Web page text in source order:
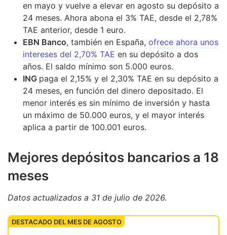
en mayo y vuelve a elevar en agosto su depósito a
24 meses. Ahora abona el 3% TAE, desde el 2,78%
TAE anterior, desde 1 euro.
EBN Banco, también en España, ofrece ahora unos
intereses del 2,70% TAE en su depósito a dos
años. El saldo mínimo son 5.000 euros.
ING paga el 2,15% y el 2,30% TAE en su depósito a
24 meses, en función del dinero depositado. El
menor interés es sin mínimo de inversión y hasta
un máximo de 50.000 euros, y el mayor interés
aplica a partir de 100.001 euros.
Mejores depósitos bancarios a 18
meses
Datos actualizados a 31 de julio de 2026.
DESTACADO DEL MES DE AGOSTO